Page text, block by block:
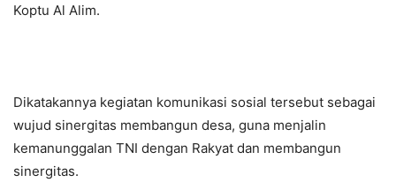
Koptu Al Alim.
Dikatakannya kegiatan komunikasi sosial tersebut sebagai
wujud sinergitas membangun desa, guna menjalin
kemanunggalan TNI dengan Rakyat dan membangun
sinergitas.